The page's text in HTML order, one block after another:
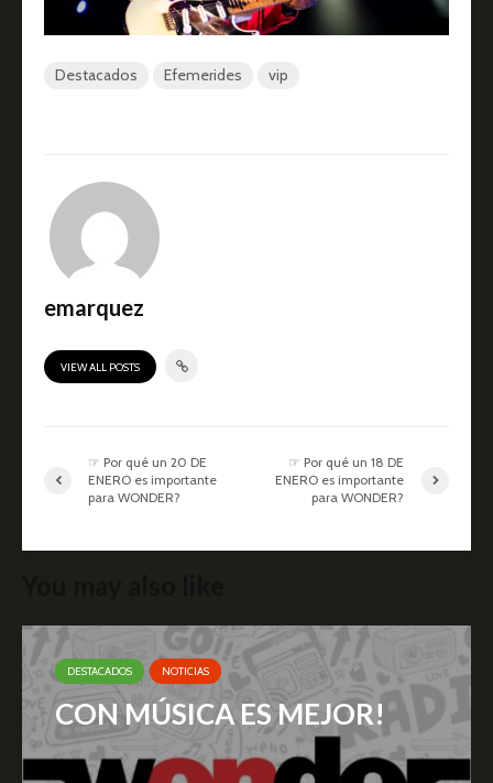
Destacados Efemerides vip
emarquez
VIEW ALL POSTS
☞ Por qué un 20 DE
ENERO es importante
para WONDER?
☞ Por qué un 18 DE
ENERO es importante
para WONDER?
DESTACADOS NOTICIAS
CON MÚSICA ES MEJOR!